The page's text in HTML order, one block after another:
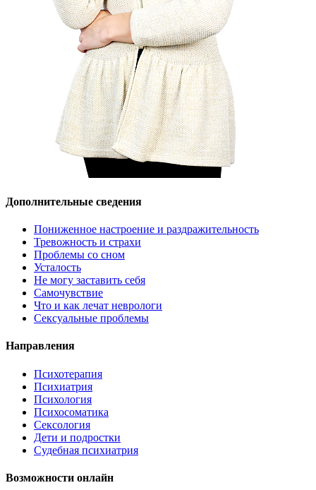
Дополнительные сведения
Пониженное настроение и раздражительность
Тревожность и страхи
Проблемы со сном
Усталость
Не могу заставить себя
Самочувствие
Что и как лечат неврологи
Сексуальные проблемы
Направления
Психотерапия
Психиатрия
Психология
Психосоматика
Сексология
Дети и подростки
Судебная психиатрия
Возможности онлайн